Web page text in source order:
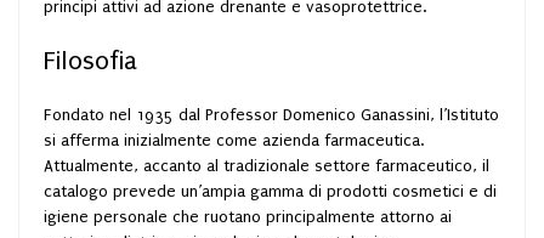
principi attivi ad azione drenante e vasoprotettrice.
Filosofia
Fondato nel 1935 dal Professor Domenico Ganassini, l’Istituto
si afferma inizialmente come azienda farmaceutica.
Attualmente, accanto al tradizionale settore farmaceutico, il
catalogo prevede un’ampia gamma di prodotti cosmetici e di
igiene personale che ruotano principalmente attorno ai